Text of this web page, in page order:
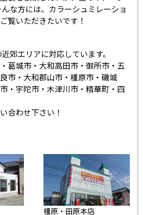
な方には、カラーシュミレーショ
覧いただきたいです！
郊エリアに対応しています。
葛城市・大和高田市・御所市・五
市・大和郡山市・橿原市・磯城
・宇陀市・木津川市・精華町・四
合わせ下さい！
橿原・田原本店